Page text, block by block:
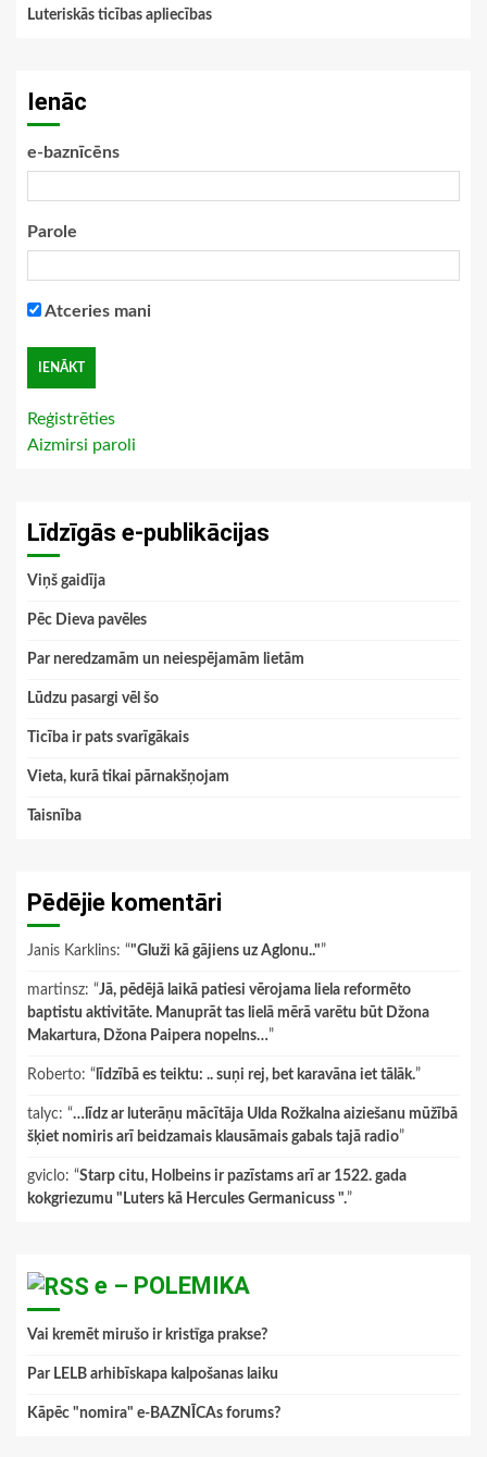
Luteriskās ticības apliecības
Ienāc
e-baznīcēns
Parole
Atceries mani
Reģistrēties
Aizmirsi paroli
Līdzīgās e-publikācijas
Viņš gaidīja
Pēc Dieva pavēles
Par neredzamām un neiespējamām lietām
Lūdzu pasargi vēl šo
Ticība ir pats svarīgākais
Vieta, kurā tikai pārnakšņojam
Taisnība
Pēdējie komentāri
Janis Karklins: “"Gluži kā gājiens uz Aglonu.."”
martinsz: “Jā, pēdējā laikā patiesi vērojama liela reformēto
baptistu aktivitāte. Manuprāt tas lielā mērā varētu būt Džona
Makartura, Džona Paipera nopelns…”
Roberto: “ līdzībā es teiktu: .. suņi rej, bet karavāna iet tālāk.”
talyc: “…līdz ar luterāņu mācītāja Ulda Rožkalna aiziešanu mūžībā
šķiet nomiris arī beidzamais klausāmais gabals tajā radio”
gviclo: “Starp citu, Holbeins ir pazīstams arī ar 1522. gada
kokgriezumu "Luters kā Hercules Germanicuss ".”
e – POLEMIKA
Vai kremēt mirušo ir kristīga prakse?
Par LELB arhibīskapa kalpošanas laiku
Kāpēc "nomira" e-BAZNĪCAs forums?